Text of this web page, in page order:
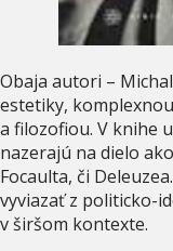
Obaja autori –
estetiky,
a filozofiou. V knihe
nazerajú na dielo
Focaulta, či
vyviazať z politicko-
v širšom kontexte.